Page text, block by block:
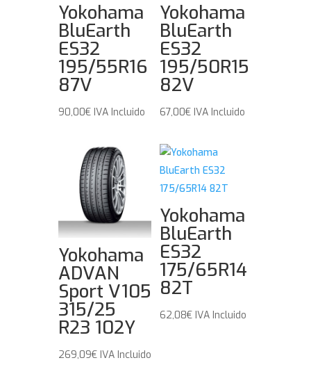
Yokohama
BluEarth
ES32
195/55R16
87V
90,00€ IVA Incluido
Yokohama
BluEarth
ES32
195/50R15
82V
67,00€ IVA Incluido
Yokohama
ADVAN
Sport V105
315/25
R23 102Y
269,09€ IVA Incluido
Yokohama
BluEarth
ES32
175/65R14
82T
62,08€ IVA Incluido